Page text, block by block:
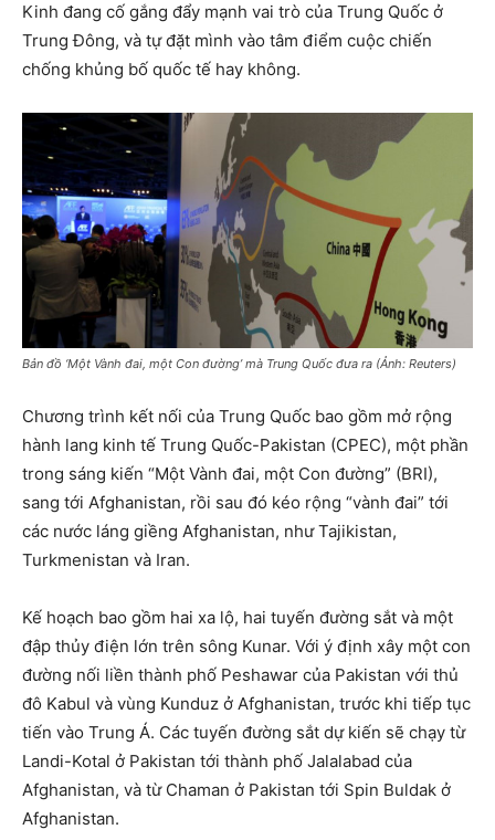
Kinh đang cố gắng đẩy mạnh vai trò của Trung Quốc ở
Trung Đông, và tự đặt mình vào tâm điểm cuộc chiến
chống khủng bố quốc tế hay không.
Bản đồ ‘Một Vành đai, một Con đường’ mà Trung Quốc đưa ra (Ảnh: Reuters)
Chương trình kết nối của Trung Quốc bao gồm mở rộng
hành lang kinh tế Trung Quốc-Pakistan (CPEC), một phần
trong sáng kiến “Một Vành đai, một Con đường” (BRI),
sang tới Afghanistan, rồi sau đó kéo rộng “vành đai” tới
các nước láng giềng Afghanistan, như Tajikistan,
Turkmenistan và Iran.
Kế hoạch bao gồm hai xa lộ, hai tuyến đường sắt và một
đập thủy điện lớn trên sông Kunar. Với ý định xây một con
đường nối liền thành phố Peshawar của Pakistan với thủ
đô Kabul và vùng Kunduz ở Afghanistan, trước khi tiếp tục
tiến vào Trung Á. Các tuyến đường sắt dự kiến sẽ chạy từ
Landi-Kotal ở Pakistan tới thành phố Jalalabad của
Afghanistan, và từ Chaman ở Pakistan tới Spin Buldak ở
Afghanistan.